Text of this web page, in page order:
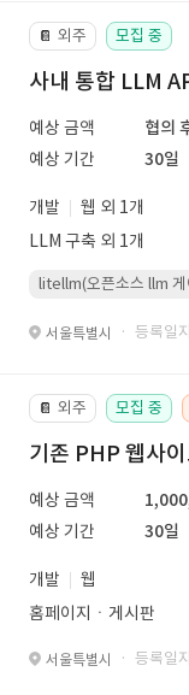
📔 외주 모집 중
사내 통합 LLM
예상 금액
협의
예상 기간
30일
개발
웹 외 1개
LLM 구축 외 1개
litellm(오픈소스 llm 게
서울특별시 · 등록일
📔 외주 모집 중
기존 PHP 웹사
예상 금액
예상 기간
30일
개발
웹
홈페이지ㆍ게시판
서울특별시 · 등록일